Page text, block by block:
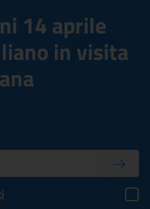
14 aprile
in visita